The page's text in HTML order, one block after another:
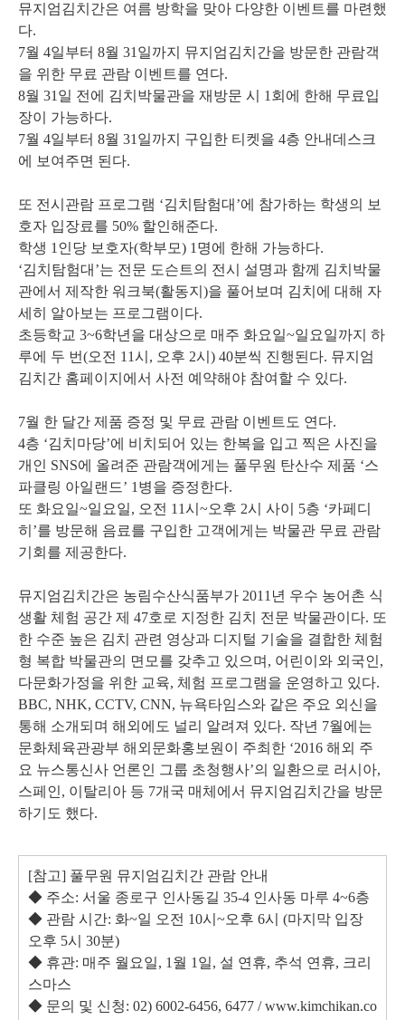
뮤지엄김치간은 여름 방학을 맞아 다양한 이벤트를 마련했
다.
7월 4일부터 8월 31일까지 뮤지엄김치간을 방문한 관람객
을 위한 무료 관람 이벤트를 연다.
8월 31일 전에 김치박물관을 재방문 시 1회에 한해 무료입
장이 가능하다.
7월 4일부터 8월 31일까지 구입한 티켓을 4층 안내데스크
에 보여주면 된다.
또 전시관람 프로그램 ‘김치탐험대’에 참가하는 학생의 보
호자 입장료를 50% 할인해준다.
학생 1인당 보호자(학부모) 1명에 한해 가능하다.
‘김치탐험대’는 전문 도슨트의 전시 설명과 함께 김치박물
관에서 제작한 워크북(활동지)을 풀어보며 김치에 대해 자
세히 알아보는 프로그램이다.
초등학교 3~6학년을 대상으로 매주 화요일~일요일까지 하
루에 두 번(오전 11시, 오후 2시) 40분씩 진행된다. 뮤지엄
김치간 홈페이지에서 사전 예약해야 참여할 수 있다.
7월 한 달간 제품 증정 및 무료 관람 이벤트도 연다.
4층 ‘김치마당’에 비치되어 있는 한복을 입고 찍은 사진을
개인 SNS에 올려준 관람객에게는 풀무원 탄산수 제품 ‘스
파클링 아일랜드’ 1병을 증정한다.
또 화요일~일요일, 오전 11시~오후 2시 사이 5층 ‘카페디
히’를 방문해 음료를 구입한 고객에게는 박물관 무료 관람
기회를 제공한다.
뮤지엄김치간은 농림수산식품부가 2011년 우수 농어촌 식
생활 체험 공간 제 47호로 지정한 김치 전문 박물관이다. 또
한 수준 높은 김치 관련 영상과 디지털 기술을 결합한 체험
형 복합 박물관의 면모를 갖추고 있으며, 어린이와 외국인,
다문화가정을 위한 교육, 체험 프로그램을 운영하고 있다.
BBC, NHK, CCTV, CNN, 뉴욕타임스와 같은 주요 외신을
통해 소개되며 해외에도 널리 알려져 있다. 작년 7월에는
문화체육관광부 해외문화홍보원이 주최한 ‘2016 해외 주
요 뉴스통신사 언론인 그룹 초청행사’의 일환으로 러시아,
스페인, 이탈리아 등 7개국 매체에서 뮤지엄김치간을 방문
하기도 했다.
[참고] 풀무원 뮤지엄김치간 관람 안내
◆ 주소: 서울 종로구 인사동길 35-4 인사동 마루 4~6층
◆ 관람 시간: 화~일 오전 10시~오후 6시 (마지막 입장
오후 5시 30분)
◆ 휴관: 매주 월요일, 1월 1일, 설 연휴, 추석 연휴, 크리
스마스
◆ 문의 및 신청: 02) 6002-6456, 6477 / www.kimchikan.co